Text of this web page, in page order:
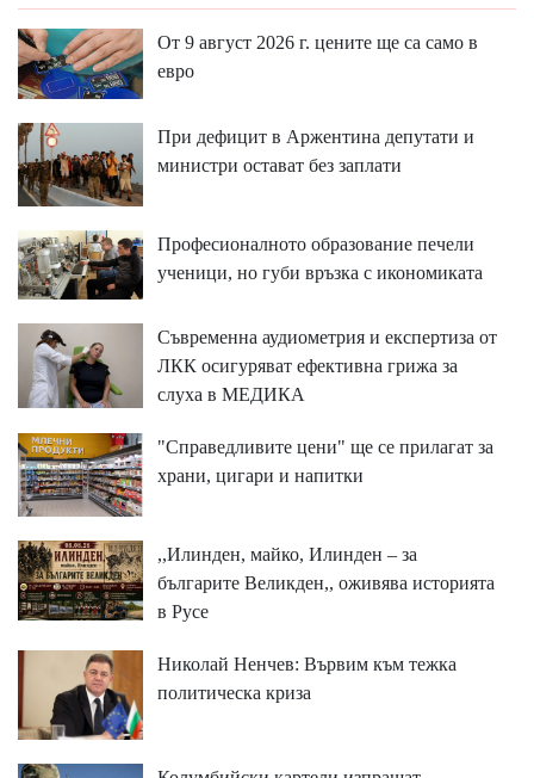
От 9 август 2026 г. цените ще са само в
евро
При дефицит в Аржентина депутати и
министри остават без заплати
Професионалното образование печели
ученици, но губи връзка с икономиката
Съвременна аудиометрия и експертиза от
ЛКК осигуряват ефективна грижа за
слуха в МЕДИКА
"Справедливите цени" ще се прилагат за
храни, цигари и напитки
,,Илинден, майко, Илинден – за
българите Великден,, оживява историята
в Русе
Николай Ненчев: Вървим към тежка
политическа криза